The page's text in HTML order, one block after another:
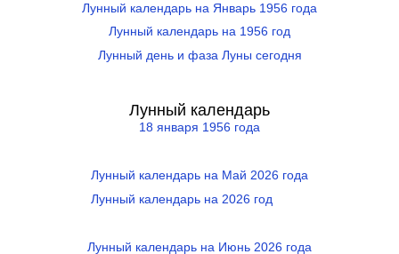
Лунный календарь на Январь 1956 года
Лунный календарь на 1956 год
Лунный день и фаза Луны сегодня
Лунный календарь
18 января 1956 года
Лунный календарь на Май 2026 года
Лунный календарь на 2026 год
Лунный календарь на Июнь 2026 года